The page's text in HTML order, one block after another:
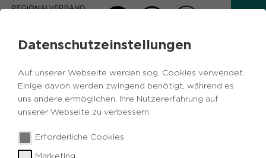
Datenschutzeinstellungen
Auf unserer Webseite werden sog. Cookies verwendet.
Einige davon werden zwingend benötigt, während es
uns andere ermöglichen, Ihre Nutzererfahrung auf
unserer Webseite zu verbessern.
Erforderliche Cookies
Marketing
AKTUELLES
Zurück
Industriekultur